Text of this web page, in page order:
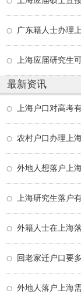
广东籍人士办理
上海应届研究生
最新资讯
上海户口对高考
农村户口办理上
外地人想落户上
上海研究生落户
外籍人士在上海
回老家迁户口要
外地人落户上海